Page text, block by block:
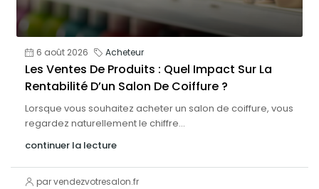
6 août 2026 Acheteur
Les Ventes De Produits : Quel Impact Sur La
Rentabilité D’un Salon De Coiffure ?
Lorsque vous souhaitez acheter un salon de coiffure, vous
regardez naturellement le chiffre...
continuer la lecture
par vendezvotresalon.fr